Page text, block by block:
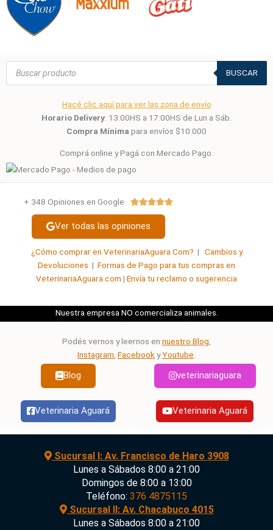
Búsqueda
productos
BUSCAR
Hacé clic aquí para ver las zona de envío
Horario Delivery: 13:00HS a 17:00HS de Lun a Sáb.
Compra Mínima para envíos $10.000
Comprá online y Pagá con Mercado Pago.
+ 348 Opiniones en Google Valorado
5
Ver todas las opiniones
¿Cómo comprar en VeterinariaAguara.Com? | Cambios y
Devoluciones | Formas de Pago para tus compras en
VeterinariaAguara.com | Envía tu reclamo o sugerencia
Nuestra empresa NO comercializa animales.
Podés vernos y leernos en nuestro Blog
Instagram FacebookyYoutube
Blog veterinariaguara
Veterinaria Aguará Veterinaria Aguará
Sucursal I: Av. Francisco de Haro 3908
Lunes a Sábados 8:00 a 21:00
Domingos de 8:00 a 13:00
Teléfono: 376 4875115
Sucursal II: Av. Chacabuco 4015
Lunes a Sábados 8:00 a 21:00